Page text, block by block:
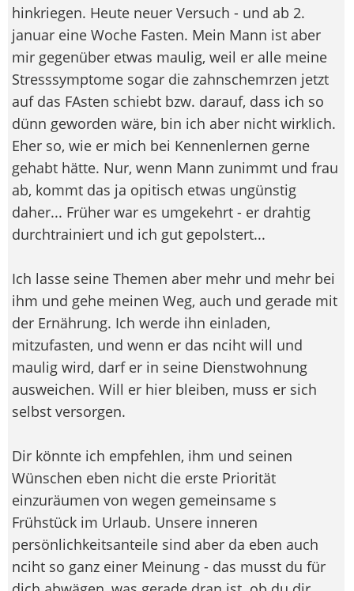
hinkriegen. Heute neuer Versuch - und ab 2.
januar eine Woche Fasten. Mein Mann ist aber
mir gegenüber etwas maulig, weil er alle meine
Stresssymptome sogar die zahnschemrzen jetzt
auf das FAsten schiebt bzw. darauf, dass ich so
dünn geworden wäre, bin ich aber nicht wirklich.
Eher so, wie er mich bei Kennenlernen gerne
gehabt hätte. Nur, wenn Mann zunimmt und frau
ab, kommt das ja opitisch etwas ungünstig
daher... Früher war es umgekehrt - er drahtig
durchtrainiert und ich gut gepolstert...
Ich lasse seine Themen aber mehr und mehr bei
ihm und gehe meinen Weg, auch und gerade mit
der Ernährung. Ich werde ihn einladen,
mitzufasten, und wenn er das nciht will und
maulig wird, darf er in seine Dienstwohnung
ausweichen. Will er hier bleiben, muss er sich
selbst versorgen.
Dir könnte ich empfehlen, ihm und seinen
Wünschen eben nicht die erste Priorität
einzuräumen von wegen gemeinsame s
Frühstück im Urlaub. Unsere inneren
persönlichkeitsanteile sind aber da eben auch
nciht so ganz einer Meinung - das musst du für